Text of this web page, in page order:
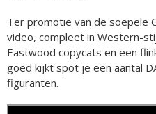
Ter promotie van de soepele
video, compleet in Western-
Eastwood copycats en een
goed kijkt spot je een aantal
figuranten.